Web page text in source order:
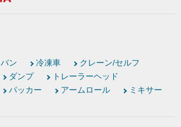
バン 冷凍車
クレーン/セルフ
ダンプ
トレーラーヘッド
パッカー アームロール
ミキサー